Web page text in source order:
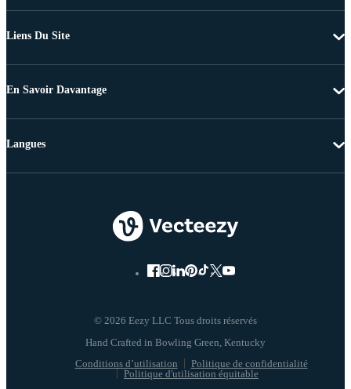
Liens Du Site
En Savoir Davantage
© 2026 Eezy LLC Tous droits réservés
Conditions d’utilisation
Politique de confidentialité
Politique d'utilisation équitable
Langues